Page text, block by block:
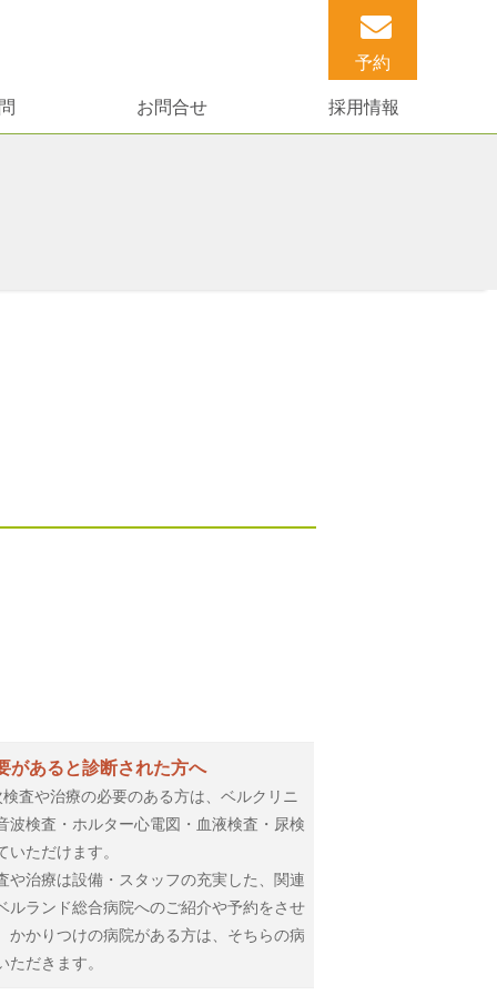
予約
お問合せ 採用情報
があると診断された方へ
査や治療の必要のある方は、ベルクリニ
波検査・ホルター心電図・血液検査・尿検
ただけます。
や治療は設備・スタッフの充実した、関連
ルランド総合病院へのご紹介や予約をさせ
かかりつけの病院がある方は、そちらの病
だきます。